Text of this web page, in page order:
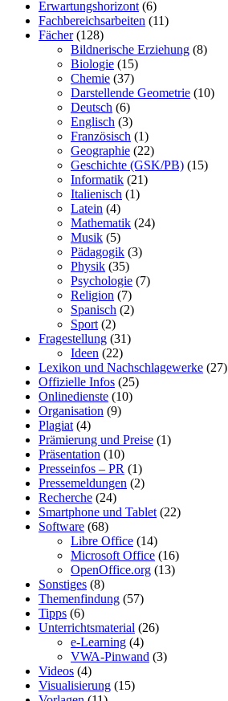
Erwartungshorizont (6)
Fachbereichsarbeiten (11)
Fächer(128)
Bildnerische Erziehung (8)
Biologie (15)
Chemie (37)
Darstellende Geometrie (10)
Deutsch (6)
Englisch (3)
Französisch (1)
Geographie (22)
Geschichte (GSK/PB) (15)
Informatik (21)
Italienisch (1)
Latein (4)
Mathematik (24)
Musik (5)
Pädagogik (3)
Physik (35)
Psychologie (7)
Religion (7)
Spanisch (2)
Sport (2)
Fragestellung (31)
Ideen (22)
Lexikon und Nachschlagewerke (27)
Offizielle Infos (25)
Onlinedienste (10)
Organisation (9)
Plagiat (4)
Prämierung und Preise (1)
Präsentation (10)
Presseinfos – PR (1)
Pressemeldungen (2)
Recherche (24)
Smartphone und Tablet (22)
Software (68)
Libre Office (14)
Microsoft Office (16)
OpenOffice.org (13)
Sonstiges (8)
Themenfindung (57)
Tipps (6)
Unterrichtsmaterial (26)
e-Learning (4)
VWA-Pinwand (3)
Videos (4)
Visualisierung (15)